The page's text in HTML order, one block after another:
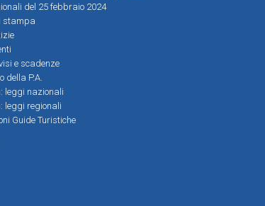
del 25 febbraio 2024
stampa
e scadenze
della P.A.
leggi nazionali
leggi regionali
Guide Turistiche